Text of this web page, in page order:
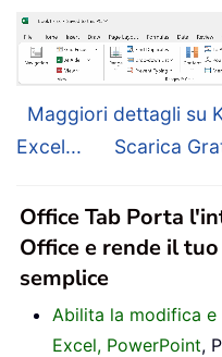
Maggiori dettagli su
Excel...
Scarica
Office Tab Porta
Office e rende il
semplice
Abilita la modifica e
Excel, PowerPoint,